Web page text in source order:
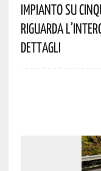
Impianto Su
Riguarda
Dettagli